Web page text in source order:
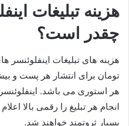
هزینه تبلیغات
چقدر است؟
هزینه های تبلیغات اینفلوئنسر
تومان برای انتشار هر پست و
هر استوری می باشد.
انجام هر تبلیغ را رقمی بالا
بسیار ثروتمند خواهند شد.